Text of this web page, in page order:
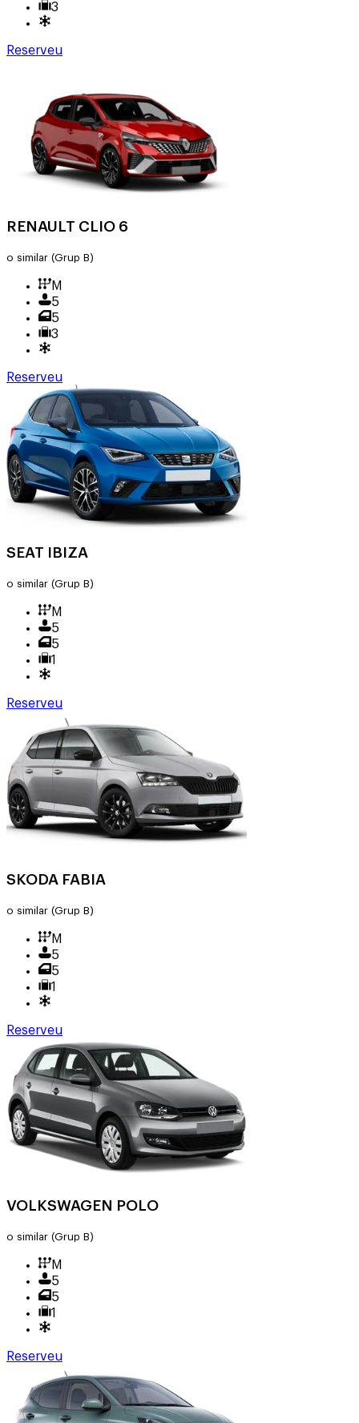
3
Reserveu
RENAULT CLIO 6
o similar (Grup B)
M
5
5
3
Reserveu
SEAT IBIZA
o similar (Grup B)
M
5
5
1
Reserveu
SKODA FABIA
o similar (Grup B)
M
5
5
1
Reserveu
VOLKSWAGEN POLO
o similar (Grup B)
M
5
5
1
Reserveu